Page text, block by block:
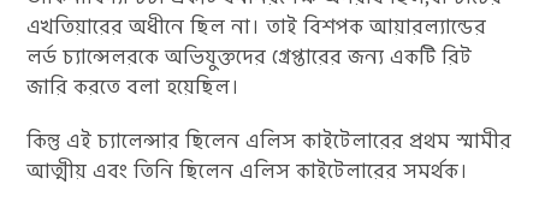
এখতিয়ারের অধীনে ছিল না। তাই বিশপক আয়ারল্যান্ডের
লর্ড চ্যান্সেলরকে অভিযুক্তদের গ্রেপ্তারের জন্য একটি রিট
জারি করতে বলা হয়েছিল।
কিন্তু এই চ্যালেন্সার ছিলেন এলিস কাইটেলারের প্রথম স্মামীর
আত্মীয় এবং তিনি ছিলেন এলিস কাইটেলারের সমর্থক।